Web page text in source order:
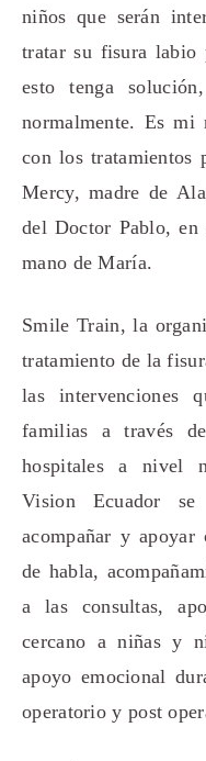
niños que serán
tratar su fisura labio
esto tenga
normalmente. Es mi
con los tratamientos
Mercy, madre de
del Doctor Pablo,
mano de María.
Smile Train, la
tratamiento de la
las intervenciones
familias a través
hospitales a nivel
Vision Ecuador se
acompañar y apoyar
de habla,
a las consultas,
cercano a niñas y
apoyo emocional
operatorio y post